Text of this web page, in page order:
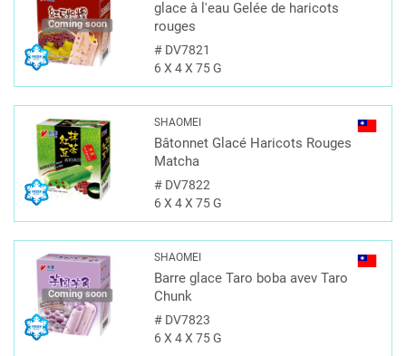
Coming soon
glace à l'eau Gelée de haricots
rouges
#DV7821
6 X 4 X 75 G
SHAOMEI
Bâtonnet Glacé Haricots Rouges
Matcha
#DV7822
6 X 4 X 75 G
Coming soon
SHAOMEI
Barre glace Taro boba avev Taro
Chunk
#DV7823
6 X 4 X 75 G